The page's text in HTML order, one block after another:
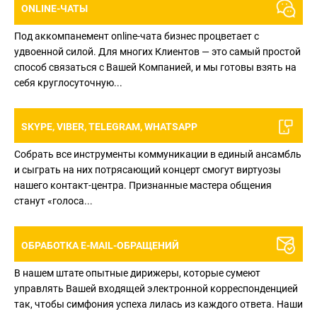
ONLINE-ЧАТЫ
Под аккомпанемент online-чата бизнес процветает с
удвоенной силой. Для многих Клиентов — это самый простой
способ связаться с Вашей Компанией, и мы готовы взять на
себя круглосуточную...
SKYPE, VIBER, TELEGRAM, WHATSAPP
Собрать все инструменты коммуникации в единый ансамбль
и сыграть на них потрясающий концерт смогут виртуозы
нашего контакт-центра. Признанные мастера общения
станут «голоса...
ОБРАБОТКА E-MAIL-ОБРАЩЕНИЙ
В нашем штате опытные дирижеры, которые сумеют
управлять Вашей входящей электронной корреспонденцией
так, чтобы симфония успеха лилась из каждого ответа. Наши